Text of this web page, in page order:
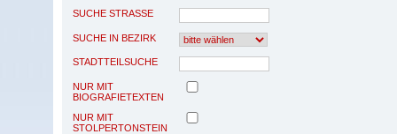
SUCHE STRASSE
SUCHE IN BEZIRK
STADTTEILSUCHE
NUR MIT
BIOGRAFIETEXTEN
NUR MIT
STOLPERTONSTEIN